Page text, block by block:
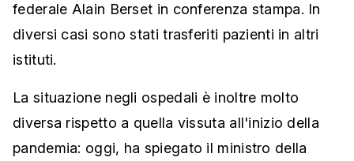
federale Alain Berset in conferenza stampa. In
diversi casi sono stati trasferiti pazienti in altri
istituti.
La situazione negli ospedali è inoltre molto
diversa rispetto a quella vissuta all'inizio della
pandemia: oggi, ha spiegato il ministro della